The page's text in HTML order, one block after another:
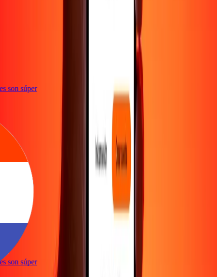
son súper
son súper